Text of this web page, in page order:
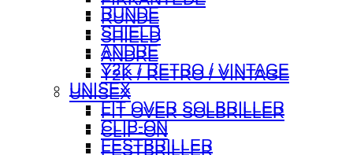
RUNDE
SHIELD
ANDRE
Y2K / RETRO / VINTAGE
UNISEX
FIT OVER SOLBRILLER
CLIP-ON
FESTBRILLER
RUNDE
SHIELD
ANDRE
Y2K / RETRO / VINTAGE
UNISEX
FIT OVER SOLBRILLER
CLIP-ON
FESTBRILLER